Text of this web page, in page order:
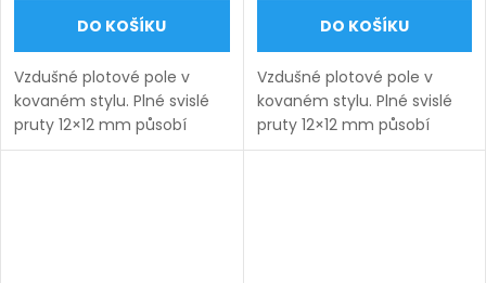
DO KOŠÍKU
Vzdušné plotové pole v
kovaném stylu. Plné svislé
pruty 12×12 mm působí
lehce a nadčasově.
DO KOŠÍKU
Vzdušné plotové pole v
kovaném stylu. Plné svislé
pruty 12×12 mm působí
lehce a nadčasově.